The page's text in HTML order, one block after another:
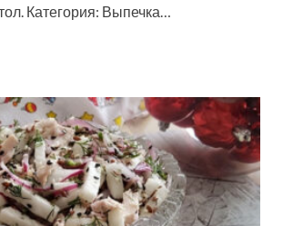
Категория: Выпечка…